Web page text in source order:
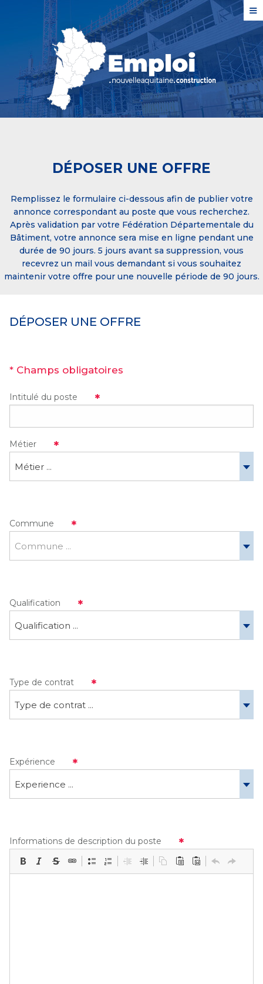
≡
DÉPOSER UNE OFFRE
Remplissez le formulaire ci-dessous afin de publier votre
annonce correspondant au poste que vous recherchez.
Après validation par votre Fédération Départementale du
Bâtiment, votre annonce sera mise en ligne pendant une
durée de 90 jours. 5 jours avant sa suppression, vous
recevrez un mail vous demandant si vous souhaitez
maintenir votre offre pour une nouvelle période de 90 jours.
DÉPOSER UNE OFFRE
* Champs obligatoires
Intitulé du poste
Métier
Métier ...
Commune
Commune ...
Qualification
Qualification ...
Type de contrat
Type de contrat ...
Expérience
Experience ...
Informations de description du poste